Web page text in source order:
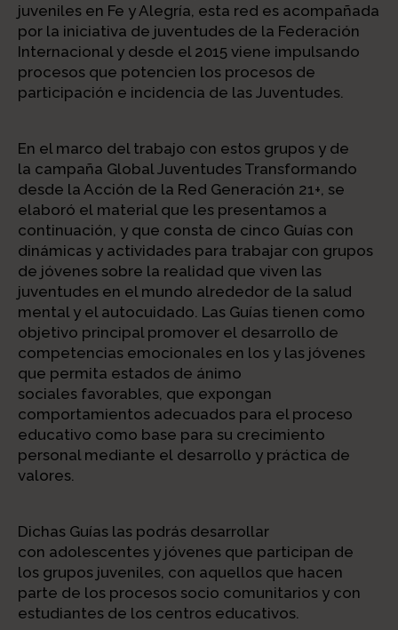
juveniles en Fe y Alegría, esta red es acompañada
por la iniciativa de juventudes de la Federación
Internacional y desde el 2015 viene impulsando
procesos que potencien los procesos de
participación e incidencia de las Juventudes.
En el marco del trabajo con estos grupos y de
la campaña Global Juventudes Transformando
desde la Acción de la Red Generación 21+, se
elaboró el material que les presentamos a
continuación, y que consta de cinco Guías con
dinámicas y actividades para trabajar con grupos
de jóvenes sobre la realidad que viven las
juventudes en el mundo alrededor de la salud
mental y el autocuidado. Las Guías tienen como
objetivo principal promover el desarrollo de
competencias emocionales en los y las jóvenes
que permita estados de ánimo
sociales favorables, que expongan
comportamientos adecuados para el proceso
educativo como base para su crecimiento
personal mediante el desarrollo y práctica de
valores.
Dichas Guías las podrás desarrollar
con adolescentes y jóvenes que participan de
los grupos juveniles, con aquellos que hacen
parte de los procesos socio comunitarios y con
estudiantes de los centros educativos.